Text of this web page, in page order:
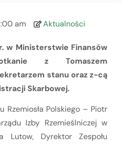
am Aktualności
w Ministerstwie Finansów
z Tomaszem
stanu oraz z-cą
Skarbowej.
Rzemiosła Polskiego – Piotr
Izby Rzemieślniczej w
Lutow, Dyrektor Zespołu